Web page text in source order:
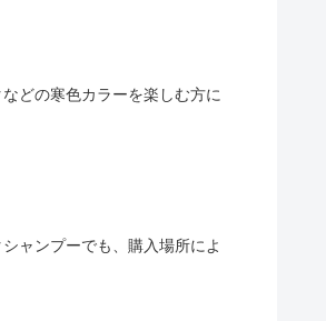
どの寒色カラーを楽しむ方に
ャンプーでも、購入場所によ